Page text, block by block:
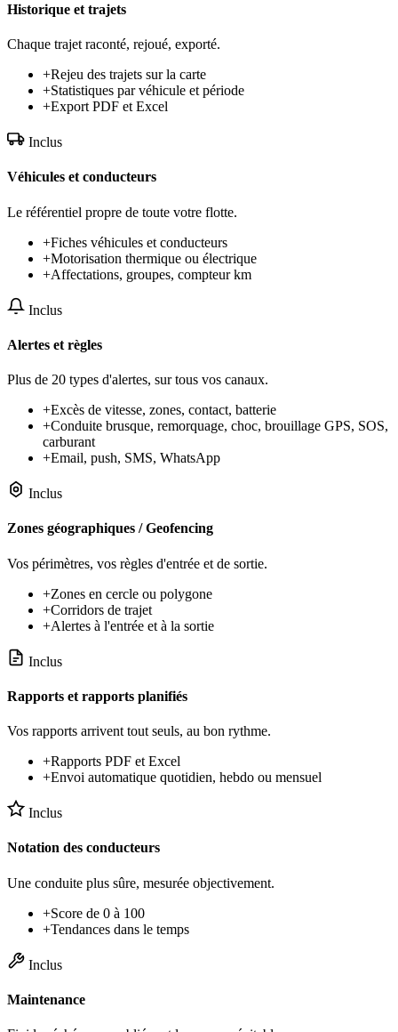
Historique et trajets
Chaque trajet raconté, rejoué, exporté.
+Rejeu des trajets sur la carte
+Statistiques par véhicule et période
+Export PDF et Excel
Inclus
Véhicules et conducteurs
Le référentiel propre de toute votre flotte.
+Fiches véhicules et conducteurs
+Motorisation thermique ou électrique
+Affectations, groupes, compteur km
Inclus
Alertes et règles
Plus de 20 types d'alertes, sur tous vos canaux.
+Excès de vitesse, zones, contact, batterie
+Conduite brusque, remorquage, choc, brouillage GPS, SOS,
carburant
+Email, push, SMS, WhatsApp
Inclus
Zones géographiques / Geofencing
Vos périmètres, vos règles d'entrée et de sortie.
+Zones en cercle ou polygone
+Corridors de trajet
+Alertes à l'entrée et à la sortie
Inclus
Rapports et rapports planifiés
Vos rapports arrivent tout seuls, au bon rythme.
+Rapports PDF et Excel
+Envoi automatique quotidien, hebdo ou mensuel
Inclus
Notation des conducteurs
Une conduite plus sûre, mesurée objectivement.
+Score de 0 à 100
+Tendances dans le temps
Inclus
Maintenance